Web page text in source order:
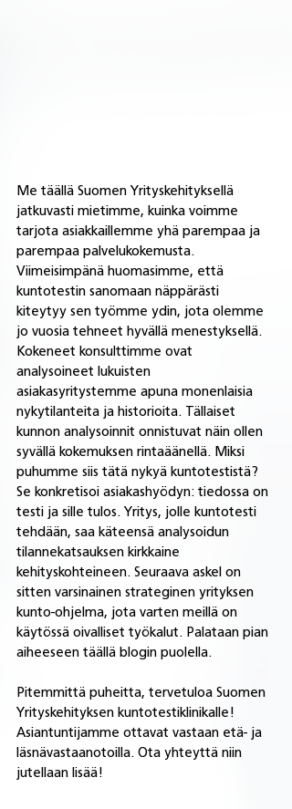
Me täällä Suomen Yrityskehityksellä
jatkuvasti mietimme, kuinka voimme
tarjota asiakkaillemme yhä parempaa ja
parempaa palvelukokemusta.
Viimeisimpänä huomasimme, että
kuntotestin sanomaan näppärästi
kiteytyy sen työmme ydin, jota olemme
jo vuosia tehneet hyvällä menestyksellä.
Kokeneet konsulttimme ovat
analysoineet lukuisten
asiakasyritystemme apuna monenlaisia
nykytilanteita ja historioita. Tällaiset
kunnon analysoinnit onnistuvat näin ollen
syvällä kokemuksen rintaäänellä. Miksi
puhumme siis tätä nykyä kuntotestistä?
Se konkretisoi asiakashyödyn: tiedossa on
testi ja sille tulos. Yritys, jolle kuntotesti
tehdään, saa käteensä analysoidun
tilannekatsauksen kirkkaine
kehityskohteineen. Seuraava askel on
sitten varsinainen strateginen yrityksen
kunto-ohjelma, jota varten meillä on
käytössä oivalliset työkalut. Palataan pian
aiheeseen täällä blogin puolella.
Pitemmittä puheitta, tervetuloa Suomen
Yrityskehityksen kuntotestiklinikalle!
Asiantuntijamme ottavat vastaan etä- ja
läsnävastaanotoilla. Ota yhteyttä niin
jutellaan lisää!